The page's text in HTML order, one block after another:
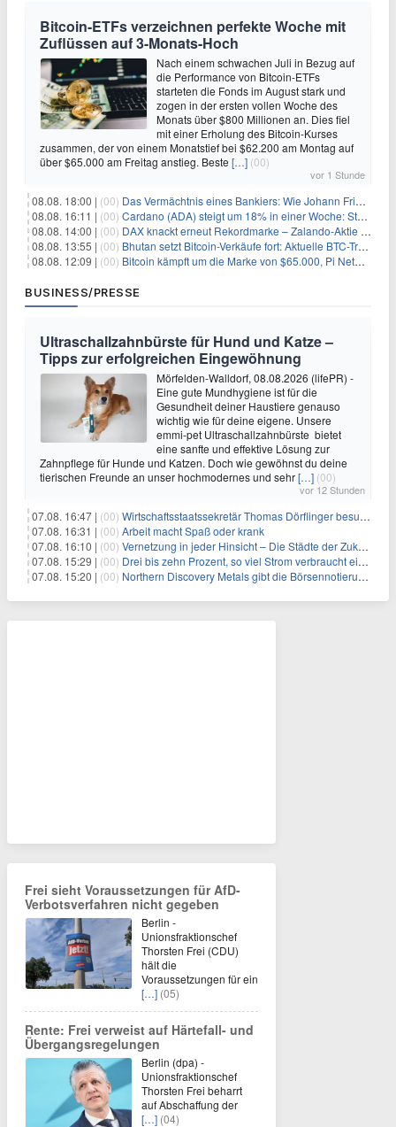
Bitcoin-ETFs verzeichnen perfekte Woche mit
Zuflüssen auf 3-Monats-Hoch
Nach einem schwachen Juli in Bezug auf
die Performance von Bitcoin-ETFs
starteten die Fonds im August stark und
zogen in der ersten vollen Woche des
Monats über $800 Millionen an. Dies fiel
mit einer Erholung des Bitcoin-Kurses
zusammen, der von einem Monatstief bei $62.200 am Montag auf
über $65.000 am Freitag anstieg. Beste […] (00)
vor 1 Stunde
08.08. 18:00 | (00) Das Vermächtnis eines Bankiers: Wie Johann Friedrich Städel sein Imperium unsterblich machte
08.08. 16:11 | (00) Cardano (ADA) steigt um 18% in einer Woche: Steht ein Kurs von $0,30 bevor?
08.08. 14:00 | (00) DAX knackt erneut Rekordmarke – Zalando-Aktie crasht nach Quartalszahlen
08.08. 13:55 | (00) Bhutan setzt Bitcoin-Verkäufe fort: Aktuelle BTC-Transaktionen
08.08. 12:09 | (00) Bitcoin kämpft um die Marke von $65.000, Pi Network gewinnt an Unterstützung
BUSINESS/PRESSE
Ultraschallzahnbürste für Hund und Katze –
Tipps zur erfolgreichen Eingewöhnung
Mörfelden-Walldorf, 08.08.2026 (lifePR) -
Eine gute Mundhygiene ist für die
Gesundheit deiner Haustiere genauso
wichtig wie für deine eigene. Unsere
emmi-pet Ultraschallzahnbürste bietet
eine sanfte und effektive Lösung zur
Zahnpflege für Hunde und Katzen. Doch wie gewöhnst du deine
tierischen Freunde an unser hochmodernes und sehr[…] (00)
vor 12 Stunden
07.08. 16:47 | (00) Wirtschaftsstaatssekretär Thomas Dörflinger besucht Handwerksbetrieb im Kammerbezirk Freiburg
07.08. 16:31 | (00) Arbeit macht Spaß oder krank
07.08. 16:10 | (00) Vernetzung in jeder Hinsicht – Die Städte der Zukunft sind grün-blau
07.08. 15:29 | (00) Drei bis zehn Prozent, so viel Strom verbraucht ein Aufzug im Gebäude
07.08. 15:20 | (00) Northern Discovery Metals gibt die Börsennotierung an der Frankfurter Wertpapierbörse bekannt
Frei sieht Voraussetzungen für AfD-
Verbotsverfahren nicht gegeben
Berlin -
Unionsfraktionschef
Thorsten Frei (CDU)
hält die
Voraussetzungen für ein
[…] (05)
Rente: Frei verweist auf Härtefall- und
Übergangsregelungen
Berlin (dpa) -
Unionsfraktionschef
Thorsten Frei beharrt
auf Abschaffung der
[…] (04)